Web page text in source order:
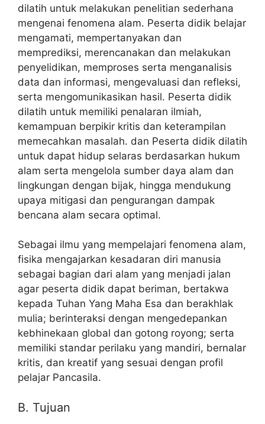
dilatih untuk melakukan penelitian sederhana
mengenai fenomena alam. Peserta didik belajar
mengamati, mempertanyakan dan
memprediksi, merencanakan dan melakukan
penyelidikan, memproses serta menganalisis
data dan informasi, mengevaluasi dan refleksi,
serta mengomunikasikan hasil. Peserta didik
dilatih untuk memiliki penalaran ilmiah,
kemampuan berpikir kritis dan keterampilan
memecahkan masalah. dan Peserta didik dilatih
untuk dapat hidup selaras berdasarkan hukum
alam serta mengelola sumber daya alam dan
lingkungan dengan bijak, hingga mendukung
upaya mitigasi dan pengurangan dampak
bencana alam secara optimal.
Sebagai ilmu yang mempelajari fenomena alam,
fisika mengajarkan kesadaran diri manusia
sebagai bagian dari alam yang menjadi jalan
agar peserta didik dapat beriman, bertakwa
kepada Tuhan Yang Maha Esa dan berakhlak
mulia; berinteraksi dengan mengedepankan
kebhinekaan global dan gotong royong; serta
memiliki standar perilaku yang mandiri, bernalar
kritis, dan kreatif yang sesuai dengan profil
pelajar Pancasila.
B. Tujuan